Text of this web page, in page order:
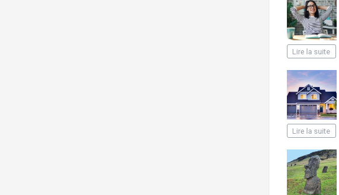
Lire la suite
Lire la suite